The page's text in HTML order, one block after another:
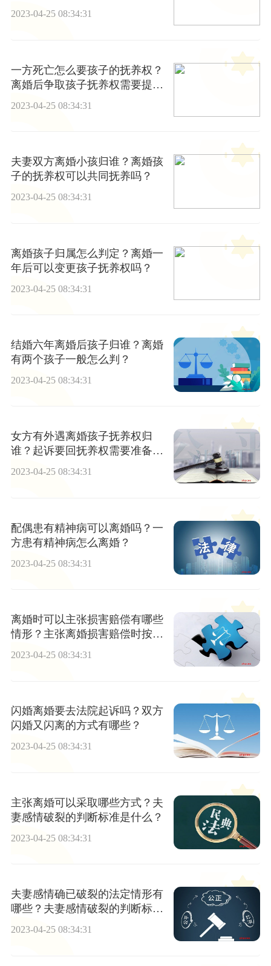
办理？
2023-04-25 08:34:31
一方死亡怎么要孩子的抚养权？
离婚后争取孩子抚养权需要提供
2023-04-25 08:34:31
夫妻双方离婚小孩归谁？离婚孩
子的抚养权可以共同抚养吗？
2023-04-25 08:34:31
离婚孩子归属怎么判定？离婚一
年后可以变更孩子抚养权吗？
2023-04-25 08:34:31
结婚六年离婚后孩子归谁？离婚
有两个孩子一般怎么判？
2023-04-25 08:34:31
女方有外遇离婚孩子抚养权归
谁？起诉要回抚养权需要准备哪
些材料？
2023-04-25 08:34:31
配偶患有精神病可以离婚吗？一
方患有精神病怎么离婚？
2023-04-25 08:34:31
离婚时可以主张损害赔偿有哪些
情形？主张离婚损害赔偿时按照
什么标准确定？
2023-04-25 08:34:31
闪婚离婚要去法院起诉吗？双方
闪婚又闪离的方式有哪些？
2023-04-25 08:34:31
主张离婚可以采取哪些方式？夫
妻感情破裂的判断标准是什么？
2023-04-25 08:34:31
夫妻感情确已破裂的法定情形有
哪些？夫妻感情破裂的判断标准
是什么？
2023-04-25 08:34:31